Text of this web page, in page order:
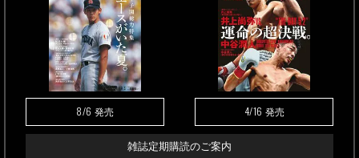
8/6 発売 4/16 発売
雑誌定期購読のご案内